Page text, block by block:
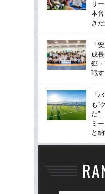
リ
本
き
「
成
郷
戦す
「
も“
た
ミ
と納